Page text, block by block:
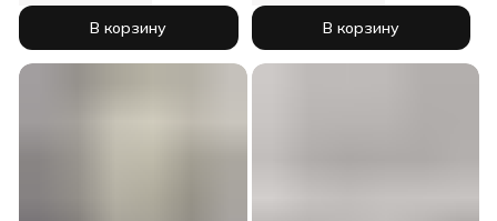
В корзину
В корзину